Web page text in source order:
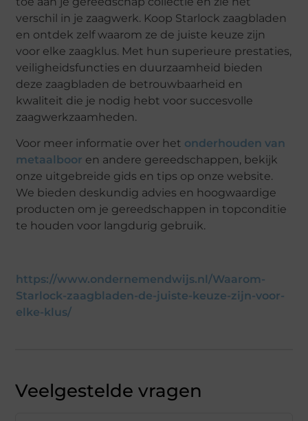
verschil in je zaagwerk. Koop Starlock zaagbladen
en ontdek zelf waarom ze de juiste keuze zijn
voor elke zaagklus. Met hun superieure prestaties,
veiligheidsfuncties en duurzaamheid bieden
deze zaagbladen de betrouwbaarheid en
kwaliteit die je nodig hebt voor succesvolle
zaagwerkzaamheden.
Voor meer informatie over het onderhouden van
metaalboor en andere gereedschappen, bekijk
onze uitgebreide gids en tips op onze website.
We bieden deskundig advies en hoogwaardige
producten om je gereedschappen in topconditie
te houden voor langdurig gebruik.
https://www.ondernemendwijs.nl/Waarom-
Starlock-zaagbladen-de-juiste-keuze-zijn-voor-
elke-klus/
Veelgestelde vragen